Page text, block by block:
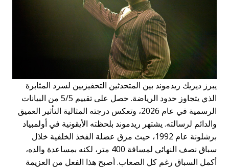
يبرز ديريك ريدموند بين المتحدثين التحفيزيين لسرد المثابرة
الذي يتجاوز حدود الرياضة. حصل على تقييم 5/5 من البيانات
الرسمية في عام 2026، وتعكس درجته المثالية التأثير العميق
والدائم لرسالته. يشتهر ريدموند بلحظته الأيقونية في أولمبياد
برشلونة عام 1992، حيث مزق عضلة الفخذ الخلفية خلال
سباق نصف النهائي لمسافة 400 متر، لكنه بمساعدة والده،
أكمل السباق رغم كل الصعاب. أصبح هذا الفعل من العزيمة